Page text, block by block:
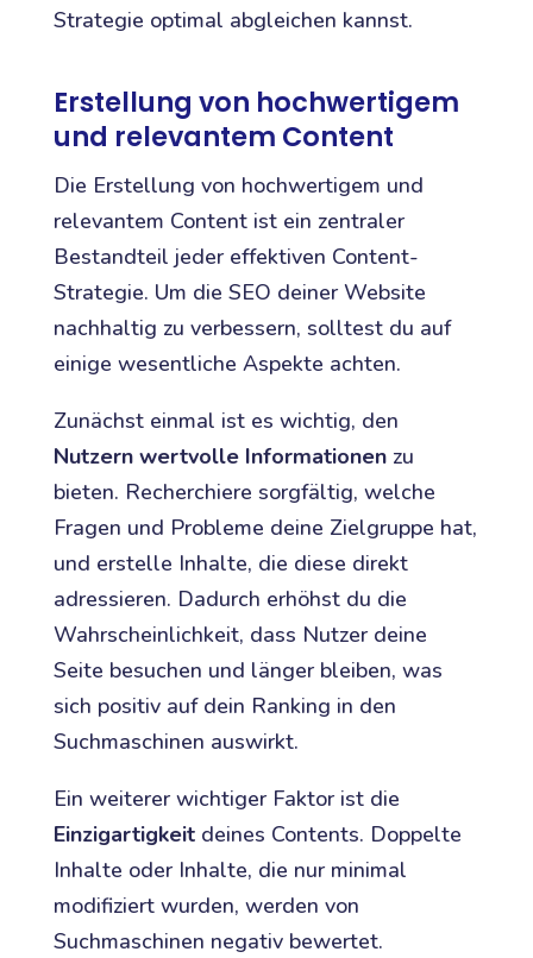
Strategie optimal abgleichen kannst.
Erstellung von hochwertigem
und relevantem Content
Die Erstellung von hochwertigem und
relevantem Content ist ein zentraler
Bestandteil jeder effektiven Content-
Strategie. Um die SEO deiner Website
nachhaltig zu verbessern, solltest du auf
einige wesentliche Aspekte achten.
Zunächst einmal ist es wichtig, den
Nutzern wertvolle Informationenzu
bieten. Recherchiere sorgfältig, welche
Fragen und Probleme deine Zielgruppe hat,
und erstelle Inhalte, die diese direkt
adressieren. Dadurch erhöhst du die
Wahrscheinlichkeit, dass Nutzer deine
Seite besuchen und länger bleiben, was
sich positiv auf dein Ranking in den
Suchmaschinen auswirkt.
Ein weiterer wichtiger Faktor ist die
Einzigartigkeitdeines Contents. Doppelte
Inhalte oder Inhalte, die nur minimal
modifiziert wurden, werden von
Suchmaschinen negativ bewertet.